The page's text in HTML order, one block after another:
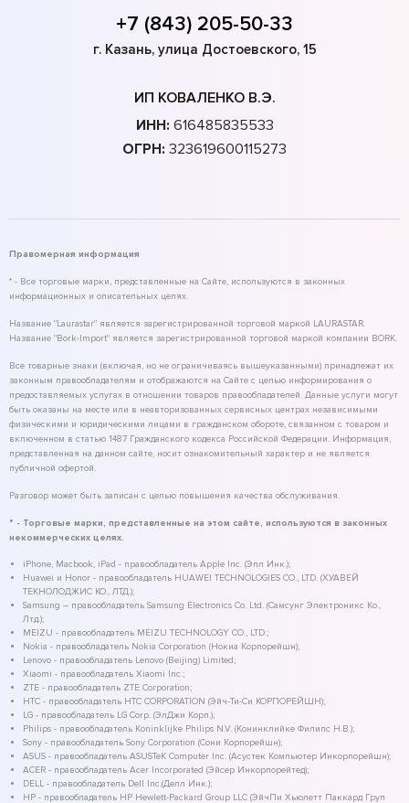
+7 (843) 205-50-33
г. Казань, улица Достоевского, 15
ИП КОВАЛЕНКО В.Э.
ИНН: 616485835533
ОГРН: 323619600115273
Правомерная информация
* - Все торговые марки, представленные на Сайте, используются в законных
информационных и описательных целях.
Название "Laurastar" является зарегистрированной торговой маркой LAURASTAR.
Название "Bork-Import" является зарегистрированной торговой маркой компании BORK.
Все товарные знаки (включая, но не ограничиваясь вышеуказанными) принадлежат их
законным правообладателям и отображаются на Сайте с целью информирования о
предоставляемых услугах в отношении товаров правообладателей. Данные услуги могут
быть оказаны на месте или в неавторизованных сервисных центрах независимыми
физическими и юридическими лицами в гражданском обороте, связанном с товаром и
включенном в статью 1487 Гражданского кодекса Российской Федерации. Информация,
представленная на данном сайте, носит ознакомительный характер и не является
публичной офертой.
Разговор может быть записан с целью повышения качества обслуживания.
* - Торговые марки, представленные на этом сайте, используются в законных
некоммерческих целях.
iPhone, Macbook, iPad - правообладатель Apple Inc. (Эпл Инк.);
Huawei и Honor - правообладатель HUAWEI TECHNOLOGIES CO., LTD. (ХУАВЕЙ
ТЕКНОЛОДЖИС КО., ЛТД.);
Samsung – правообладатель Samsung Electronics Co. Ltd. (Самсунг Электроникс Ко.,
Лтд.);
MEIZU - правообладатель MEIZU TECHNOLOGY CO., LTD.;
Nokia - правообладатель Nokia Corporation (Нокиа Корпорейшн);
Lenovo - правообладатель Lenovo (Beijing) Limited;
Xiaomi - правообладатель Xiaomi Inc.;
ZTE - правообладатель ZTE Corporation;
HTC - правообладатель HTC CORPORATION (Эйч-Ти-Си КОРПОРЕЙШН);
LG - правообладатель LG Corp. (ЭлДжи Корп.);
Philips - правообладатель Koninklijke Philips N.V. (Конинклийке Филипс Н.В.);
Sony - правообладатель Sony Corporation (Сони Корпорейшн);
ASUS - правообладатель ASUSTeK Computer Inc. (Асустек Компьютер Инкорпорейшн);
ACER - правообладатель Acer Incorporated (Эйсер Инкорпорейтед);
DELL - правообладатель Dell Inc.(Делл Инк.);
HP - правообладатель HP Hewlett-Packard Group LLC (ЭйчПи Хьюлетт Паккард Груп